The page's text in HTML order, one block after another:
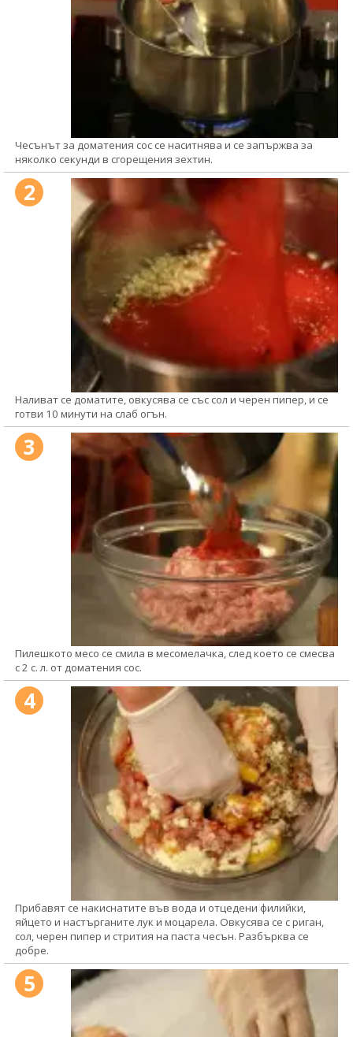
Чесънът за доматения сос се наситнява и се запържва за
няколко секунди в сгорещения зехтин.
2
Наливат се доматите, овкусява се със сол и черен пипер, и се
готви 10 минути на слаб огън.
3
Пилешкото месо се смила в месомелачка, след което се смесва
с 2 с. л. от доматения сос.
4
Прибавят се накиснатите във вода и отцедени филийки,
яйцето и настърганите лук и моцарела. Овкусява се с риган,
сол, черен пипер и стрития на паста чесън. Разбърква се
добре.
5